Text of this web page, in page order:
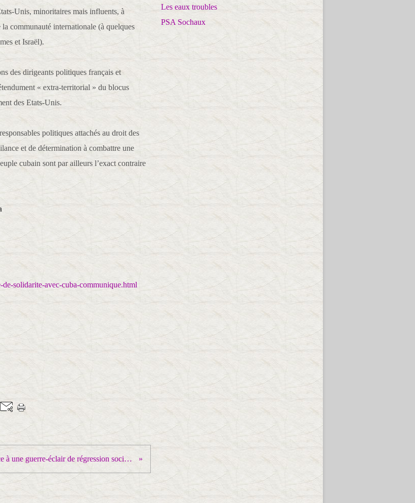
Unis, minoritaires mais influents, à
communauté internationale (à quelques
et Israël).
des dirigeants politiques français et
« extra-territorial » du blocus
des Etats-Unis.
politiques attachés au droit des
et de détermination à combattre une
cubain sont par ailleurs l’exact contraire
solidarite-avec-cuba-communique.html
CHIMIE CGT : Face à une guerre-éclair de régression sociale, engageons une guerre-totale de mobilisation
Les eaux troubles
PSA Sochaux